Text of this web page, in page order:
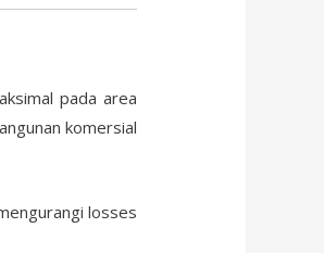
pada area
komersial
losses